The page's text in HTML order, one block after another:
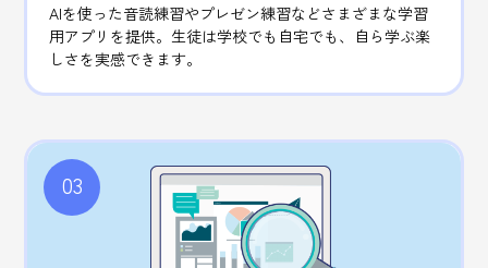
AIを使った音読練習やプレゼン練習などさまざまな学習
用アプリを提供。 生徒は学校でも自宅でも、自ら学ぶ楽
しさを実感できます。
03